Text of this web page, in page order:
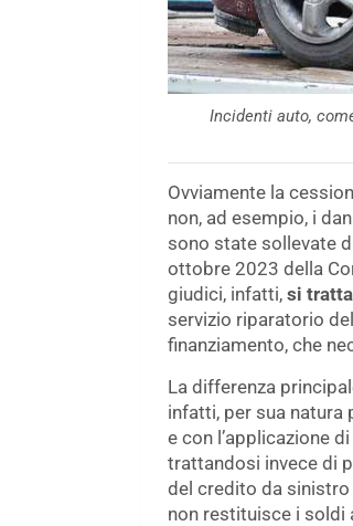
Incidenti auto,
Ovviamente la
non, ad esempio, i
sono state sollevate
ottobre 2023 della
giudici, infatti, si
servizio riparatorio
finanziamento, che
La differenza
infatti, per sua natura
e con l’applicazione
trattandosi invece di
del credito da sinistro
non restituisce i soldi